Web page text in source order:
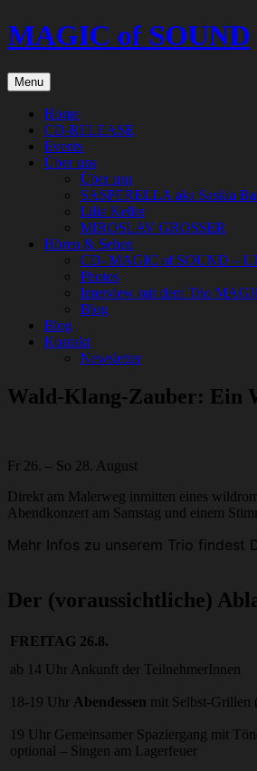
Skip
to
MAGIC of SOUND
Menu
Home
CD-RELEASE
Events
Über uns
Über uns
SASPERELLA aka Saskia
Lilia Keller
MIROSLAV GROSSER
Hören & Sehen
CD- MAGIC of SOUND –
Photos
Interview mit dem Trio
Blog
Blog
Kontakt
Newsletter
Wald-Klang-Zauber: Ein
Fr 26. – So 28. August
Direkt am Malerweg inmitten eines
Abendkonzert am Samstag und einem
Mehr Infos zu unserem Trio findest
Der (voraussichtliche)
FREITAG 26.8.
ab 14 Uhr Ankunft der TeilnehmerInnen
18-19 Uhr Abendessen mit Selbst-Grillen
19 Uhr Gemeinsamer Spaziergang mit
optional – Singen am Lagerfeuer